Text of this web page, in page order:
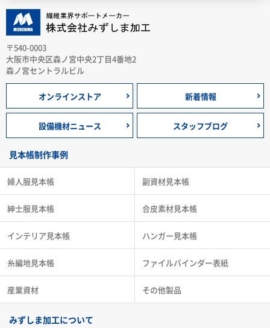
〒540-0003
大阪市中央区森ノ宮中央2丁目4番地2
森ノ宮セントラルビル
オンラインストア 新着情報
設備機材ニュース スタッフブログ
見本帳制作事例
婦人服見本帳
紳士服見本帳
インテリア見本帳
糸編地見本帳
産業資材
副資材見本帳
合皮素材見本帳
ハンガー見本帳
ファイルバインダー表紙
その他製品
みずしま加工について